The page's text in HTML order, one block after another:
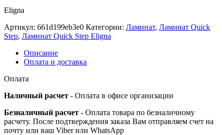
Eligna
Артикул: 661d199eb3e0 Категории: Ламинат, Ламинат Quick
Step, Ламинат Quick Step Eligna
Описание
Оплата и доставка
Оплата
Наличный расчет - Оплата в офисе организации
Безналичный расчет - Оплата товара по безналичному
расчету. После подтверждения заказа Вам отправляем счет на
почту или ваш Viber или WhatsApp